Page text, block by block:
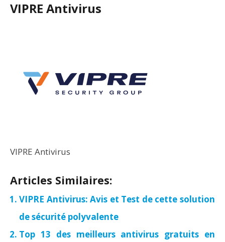
VIPRE Antivirus
VIPRE Antivirus
Articles Similaires:
VIPRE Antivirus: Avis et Test de cette solution
de sécurité polyvalente
Top 13 des meilleurs antivirus gratuits en